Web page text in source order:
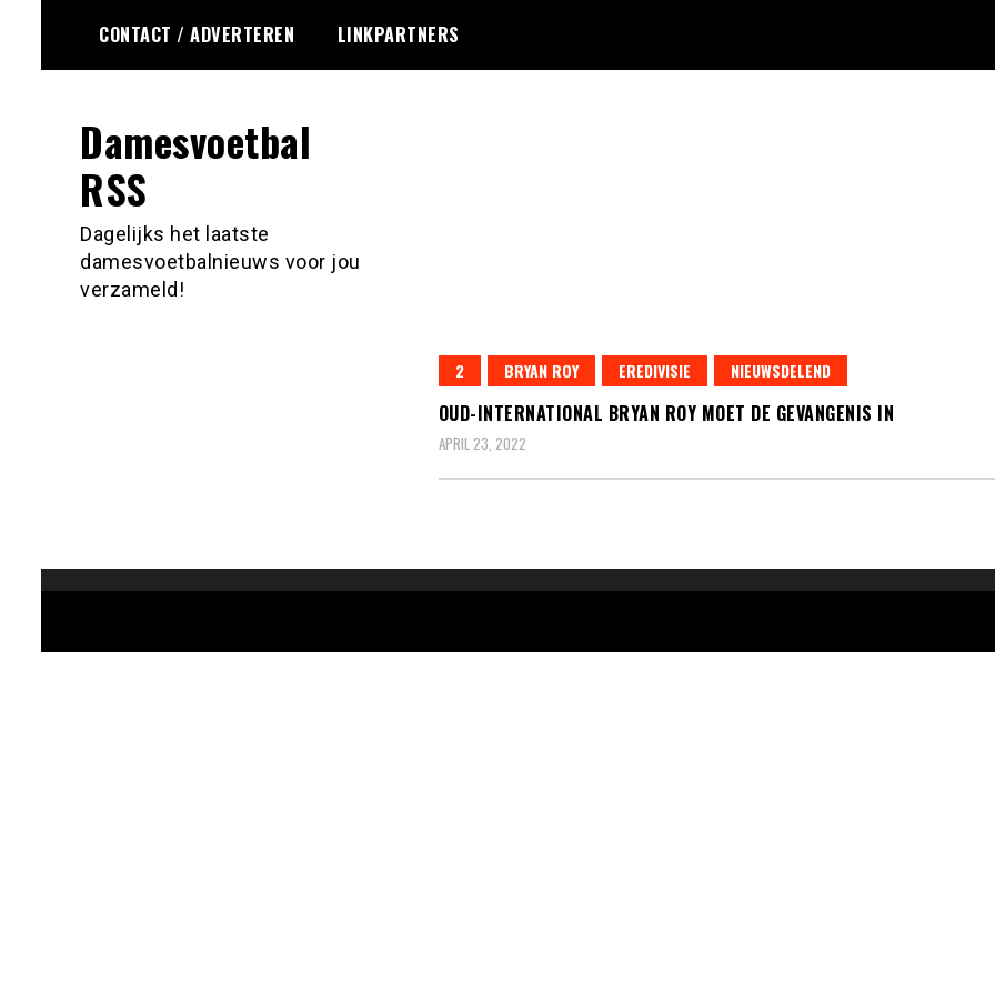
de
CONTACT / ADVERTEREN LINKPARTNERS
Damesvoetbal
RSS
Dagelijks het laatste
damesvoetbalnieuws voor jou
verzameld!
2 BRYAN ROY EREDIVISIE NIEUWSDELEND
OUD-INTERNATIONAL BRYAN ROY MOET DE GEVANGENIS IN
APRIL 23, 2022